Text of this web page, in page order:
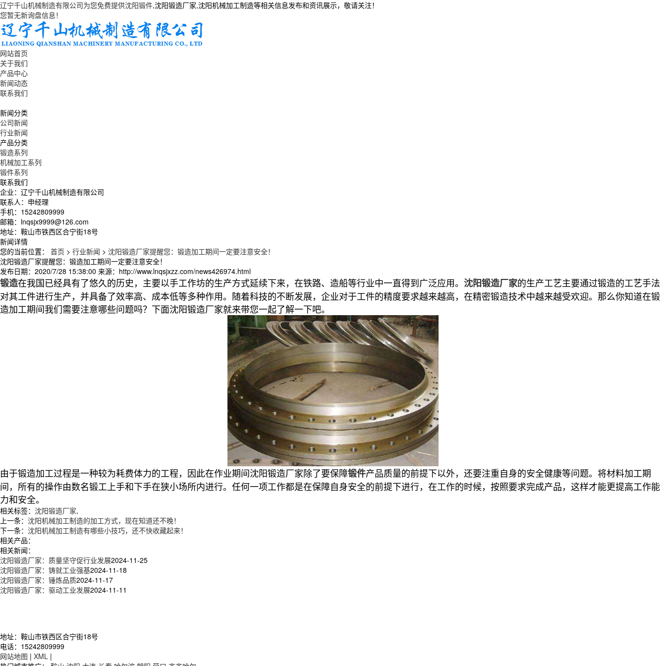
辽宁千山机械制造有限公司为您免费提供沈阳锻件,沈阳锻造厂家,沈阳机械加工制造等相关信息发布和资讯展示，敬请关注！
您暂无新询盘信息！
网站首页
关于我们
产品中心
新闻动态
联系我们
新闻分类
公司新闻
行业新闻
产品分类
锻造系列
机械加工系列
锻件系列
联系我们
企业：辽宁千山机械制造有限公司
联系人：申经理
手机：15242809999
邮箱：lnqsjx9999@126.com
地址：鞍山市铁西区合宁街18号
新闻详情
您的当前位置： 首页 > 行业新闻 > 沈阳锻造厂家提醒您：锻造加工期间一定要注意安全！
沈阳锻造厂家提醒您：锻造加工期间一定要注意安全！
发布日期： 2020/7/28 15:38:00 来源： http://www.lnqsjxzz.com/news426974.html
锻造在我国已经具有了悠久的历史，主要以手工作坊的生产方式延续下来，在铁路、造船等行业中一直得到广泛应用。 沈阳锻造厂家的生产工艺主要通过锻造的工艺手法
对其工件进行生产，并具备了效率高、成本低等多种作用。随着科技的不断发展，企业对于工件的精度要求越来越高，在精密锻造技术中越来越受欢迎。那么你知道在锻
造加工期间我们需要注意哪些问题吗？下面沈阳锻造厂家就来带您一起了解一下吧。
由于锻造加工过程是一种较为耗费体力的工程，因此在作业期间沈阳锻造厂家除了要保障锻件产品质量的前提下以外，还要注重自身的安全健康等问题。将材料加工期
间，所有的操作由数名锻工上手和下手在狭小场所内进行。任何一项工作都是在保障自身安全的前提下进行，在工作的时候，按照要求完成产品，这样才能更提高工作能
力和安全。
相关标签： 沈阳锻造厂家,
上一条： 沈阳机械加工制造的加工方式，现在知道还不晚！
下一条： 沈阳机械加工制造有哪些小技巧，还不快收藏起来！
相关产品：
相关新闻：
沈阳锻造厂家：质量坚守促行业发展2024-11-25
沈阳锻造厂家：铸就工业强基2024-11-18
沈阳锻造厂家：锤炼品质2024-11-17
沈阳锻造厂家：驱动工业发展2024-11-11
地址：鞍山市铁西区合宁街18号
电话：15242809999
网站地图 | XML |